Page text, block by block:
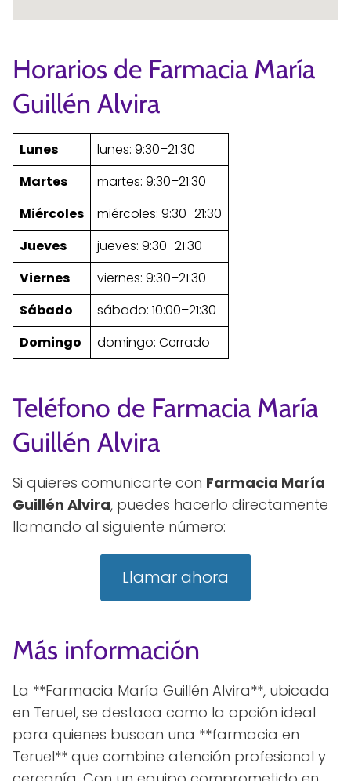
Horarios de Farmacia María
Guillén Alvira
Lunes
lunes: 9:30–21:30
Martes
martes: 9:30–21:30
Miércoles
miércoles: 9:30–21:30
Jueves
jueves: 9:30–21:30
Viernes
viernes: 9:30–21:30
Sábado
sábado: 10:00–21:30
Domingo
domingo: Cerrado
Teléfono de Farmacia María
Guillén Alvira
Si quieres comunicarte con Farmacia María
Guillén Alvira, puedes hacerlo directamente
llamando al siguiente número:
Llamar ahora
Más información
La **Farmacia María Guillén Alvira**, ubicada
en Teruel, se destaca como la opción ideal
para quienes buscan una **farmacia en
Teruel** que combine atención profesional y